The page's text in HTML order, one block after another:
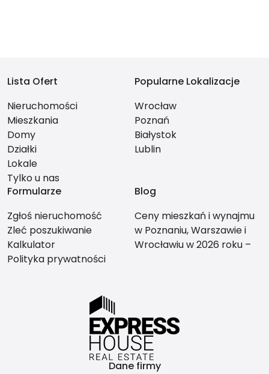
Lista Ofert
Nieruchomości
Mieszkania
Domy
Działki
Lokale
Tylko u nas
Popularne Lokalizacje
Wrocław
Poznań
Białystok
Lublin
Formularze
Zgłoś nieruchomość
Zleć poszukiwanie
Kalkulator
Polityka prywatności
Blog
Ceny mieszkań i wynajmu
w Poznaniu, Warszawie i
Wrocławiu w 2026 roku –
Dane firmy